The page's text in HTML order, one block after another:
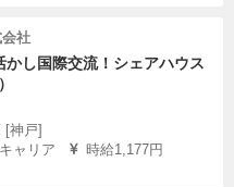
社
かし国際交流！シェアハウス
[神戸]
ャリア
時給1,177円